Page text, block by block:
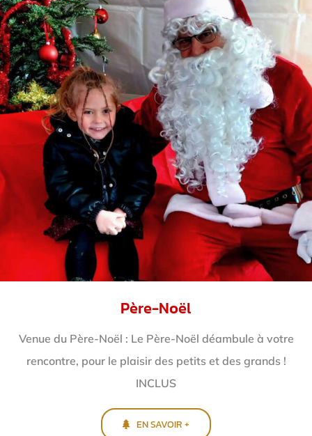
Père-Noël
Venue du Père-Noël : Le Père-Noël déambule à votre
rencontre, pour le plaisir des petits et des grands !
INCLUS
EN SAVOIR +